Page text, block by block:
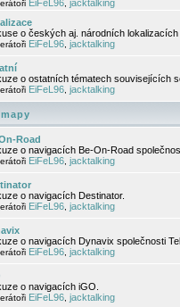
EiFeL96 jacktalking
o českých aj. národních
EiFeL96 jacktalking
o ostatních tématech souvisejících
EiFeL96 jacktalking
Road
o navigacích Be-On-Road
EiFeL96 jacktalking
o navigacích Destinator.
EiFeL96 jacktalking
o navigacích Dynavix společnosti
EiFeL96 jacktalking
o navigacích iGO.
EiFeL96 jacktalking